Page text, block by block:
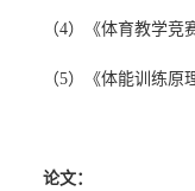
（4）《体育教学竞
（5）《体能训练原
论文：